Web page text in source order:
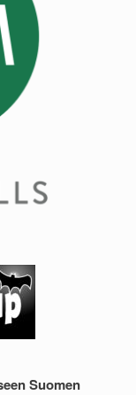
Suomen